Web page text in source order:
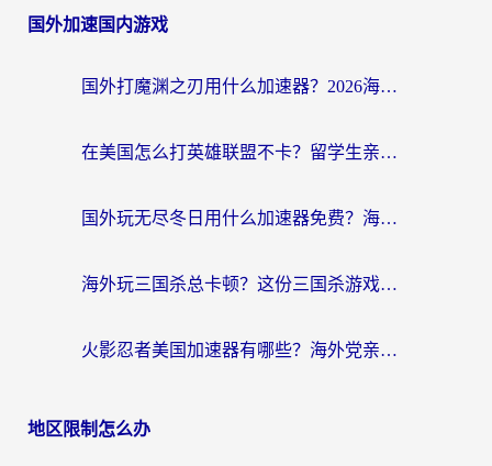
国外加速国内游戏
国外打魔渊之刃用什么加速器？2026海外玩家国服游戏加速全攻略（附闪耀暖暖&复苏的魔女避坑指南）
在美国怎么打英雄联盟不卡？留学生亲测的国服游戏加速全攻略
国外玩无尽冬日用什么加速器免费？海外党国服游戏加速避坑指南
海外玩三国杀总卡顿？这份三国杀游戏加速器指南帮你告别延迟烦恼
火影忍者美国加速器有哪些？海外党亲测的国服游戏加速全攻略（含菲律宾玩三国之刃守望黎明技巧）
地区限制怎么办